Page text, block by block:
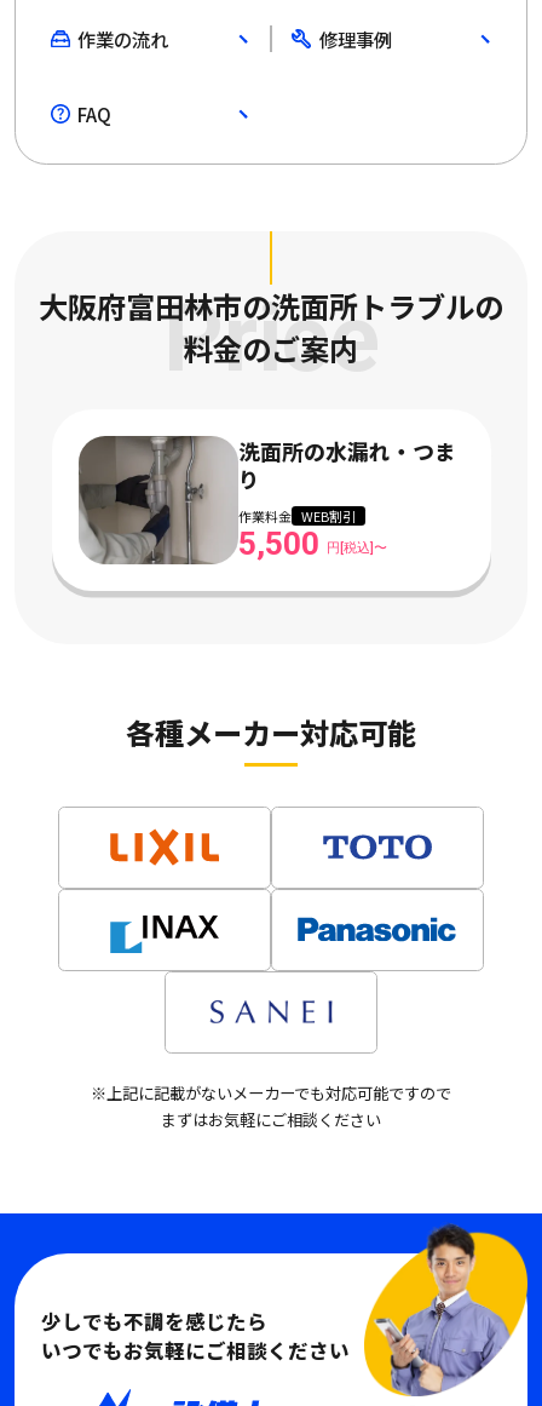
作業の流れ 修理事例
FAQ
Price
大阪府富田林市の洗面所トラブルの
料金のご案内
洗面所の水漏れ・つま
り
作業料金 WEB割引
5,500 円[税込]〜
各種メーカー対応可能
※上記に記載がないメーカーでも対応可能ですので
まずはお気軽にご相談ください
少しでも不調を感じたら
いつでもお気軽にご相談ください